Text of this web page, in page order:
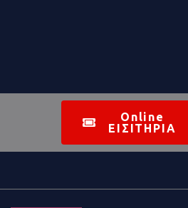
Online
ΕΙΣΙΤΗΡΙΑ